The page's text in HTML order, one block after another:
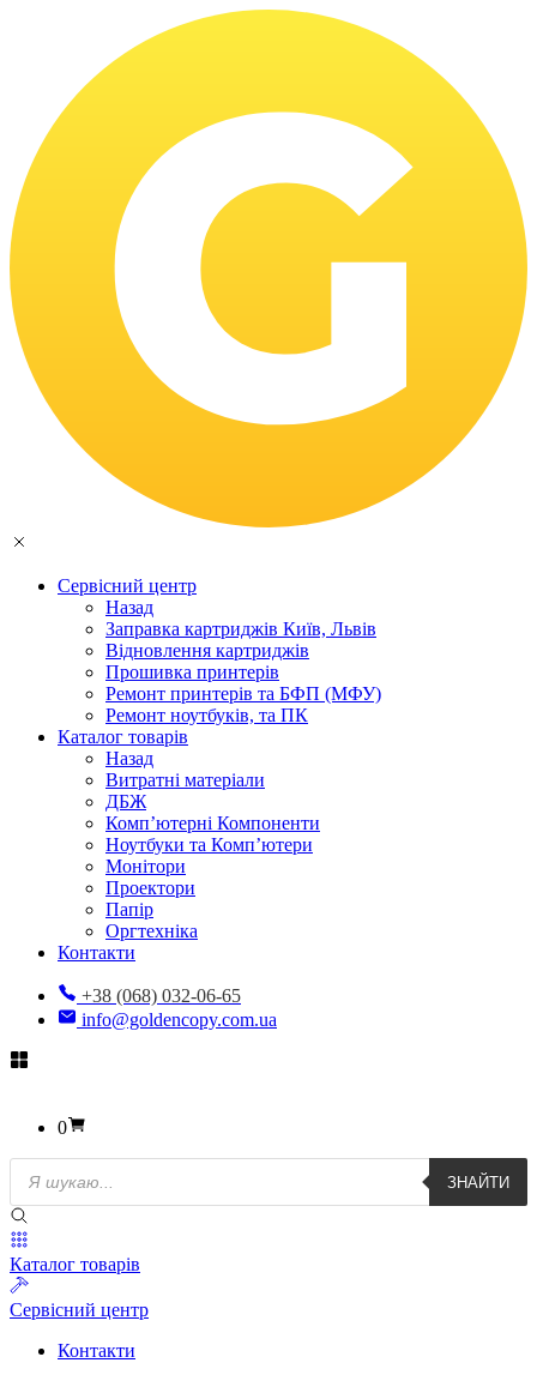
Сервісний центр
Назад
Заправка картриджів Київ, Львів
Відновлення картриджів
Прошивка принтерів
Ремонт принтерів та БФП (МФУ)
Ремонт ноутбуків, та ПК
Каталог товарів
Назад
Витратні матеріали
ДБЖ
Комп’ютерні Компоненти
Ноутбуки та Комп’ютери
Монітори
Проектори
Папір
Оргтехніка
Контакти
+38 (068) 032-06-65
info@goldencopy.com.ua
0
Пошук
товарів
ЗНАЙТИ
Каталог товарів
Сервісний центр
Контакти